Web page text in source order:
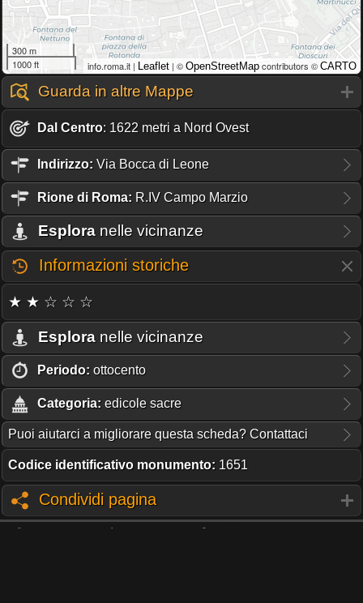
300 m
1000 ft
info.roma.it | Leaflet | © OpenStreetMap contributors © CARTO
Guarda in altre Mappe
Dal Centro: 1622 metri a Nord Ovest
Indirizzo: Via Bocca di Leone
Rione di Roma: R.IV Campo Marzio
Esplora nelle vicinanze
Informazioni storiche
★ ★ ☆ ☆ ☆
Esplora nelle vicinanze
Periodo: ottocento
Categoria: edicole sacre
Puoi aiutarci a migliorare questa scheda? Contattaci
Codice identificativo monumento: 1651
Condividi pagina